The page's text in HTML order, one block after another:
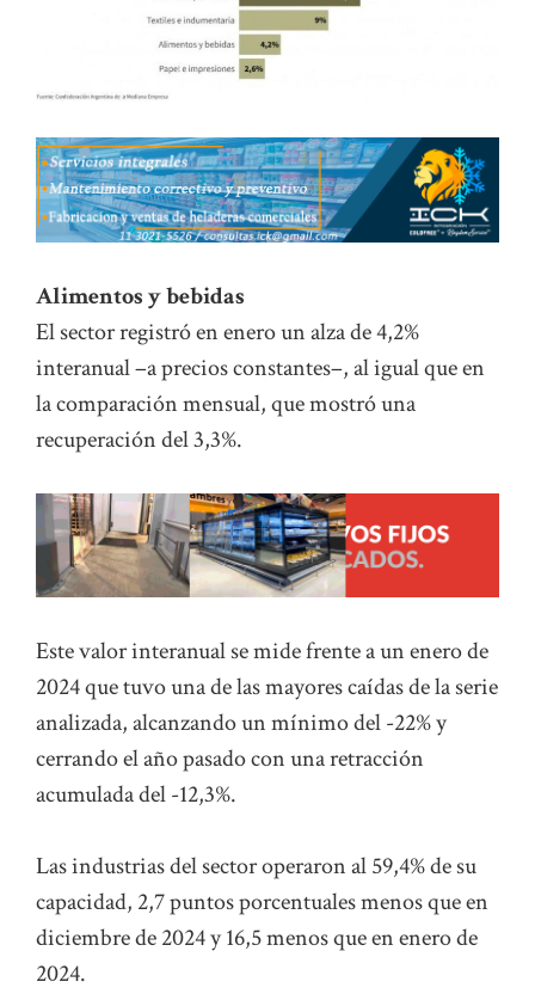
Alimentos y bebidas
El sector registró en enero un alza de 4,2%
interanual –a precios constantes–, al igual que en
la comparación mensual, que mostró una
recuperación del 3,3%.
Este valor interanual se mide frente a un enero de
2024 que tuvo una de las mayores caídas de la serie
analizada, alcanzando un mínimo del -22% y
cerrando el año pasado con una retracción
acumulada del -12,3%.
Las industrias del sector operaron al 59,4% de su
capacidad, 2,7 puntos porcentuales menos que en
diciembre de 2024 y 16,5 menos que en enero de
2024.